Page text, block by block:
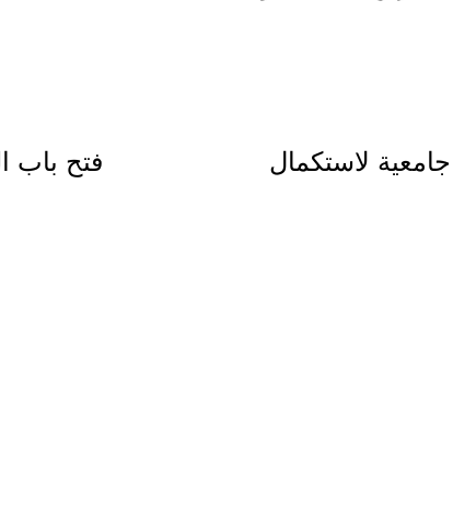
(28) مرشحة جامعية لاستكمال
فتح باب